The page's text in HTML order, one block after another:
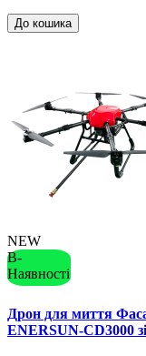
До кошика
NEW
В-
Наявності
Дрон для миття
ENERSUN-CD3000